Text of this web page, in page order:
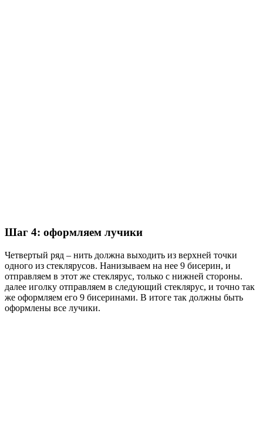
Шаг 4: оформляем лучики
Четвертый ряд – нить должна выходить из верхней точки
одного из стеклярусов. Нанизываем на нее 9 бисерин, и
отправляем в этот же стеклярус, только с нижней стороны.
далее иголку отправляем в следующий стеклярус, и точно так
же оформляем его 9 бисеринами. В итоге так должны быть
оформлены все лучики.